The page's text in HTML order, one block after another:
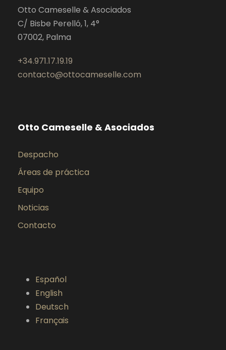
Otto Cameselle & Asociados
C/ Bisbe Perelló, 1, 4°
07002, Palma
+34.971.17.19.19
contacto@ottocameselle.com
Otto Cameselle & Asociados
Despacho
Áreas de práctica
Equipo
Noticias
Contacto
Español
English
Deutsch
Français